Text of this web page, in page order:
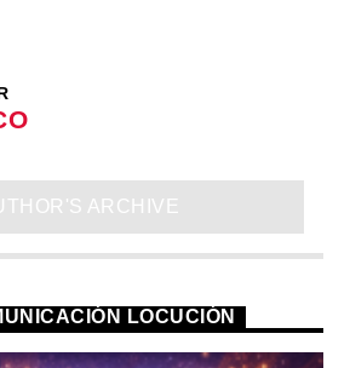
ARCHIVE
LOCUCIÓN